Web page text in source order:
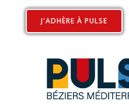
J'ADHÈRE À PULSE